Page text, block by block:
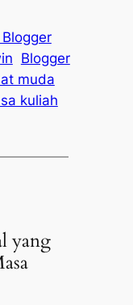
Blogger
muda
kuliah
yang